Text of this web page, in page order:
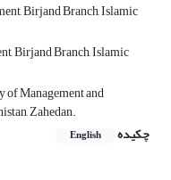
Birjand Branch, Islamic
Birjand Branch, Islamic
of Management and
Zahedan.
چکیده
English